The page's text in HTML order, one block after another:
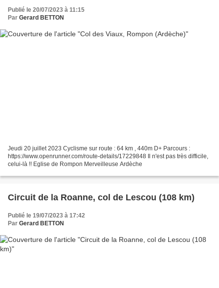
Publié le 20/07/2023 à 11:15
Par Gerard BETTON
Jeudi 20 juillet 2023 Cyclisme sur route : 64 km , 440m D+ Parcours :
https://www.openrunner.com/route-details/17229848 Il n'est pas très difficile,
celui-là !! Eglise de Rompon Merveilleuse Ardèche
Circuit de la Roanne, col de Lescou (108 km)
Publié le 19/07/2023 à 17:42
Par Gerard BETTON